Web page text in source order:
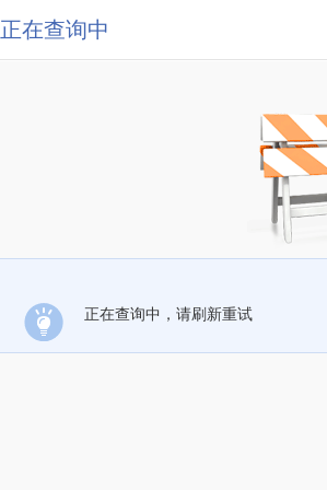
正在查询中
正在查询中，请刷新重试